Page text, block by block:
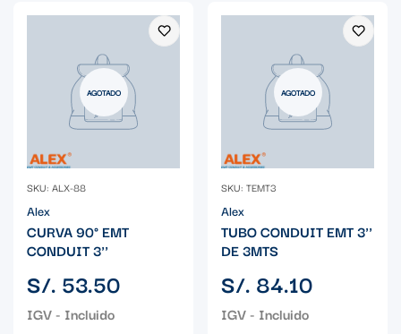
AGOTADO
SKU: ALX-88
Alex
CURVA 90° EMT
CONDUIT 3''
Precio
regular
S/. 53.50
AGOTADO
SKU: TEMT3
Alex
TUBO CONDUIT EMT 3''
DE 3MTS
Precio
regular
S/. 84.10